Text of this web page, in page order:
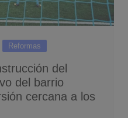
Reformas
del
del barrio
cercana a los